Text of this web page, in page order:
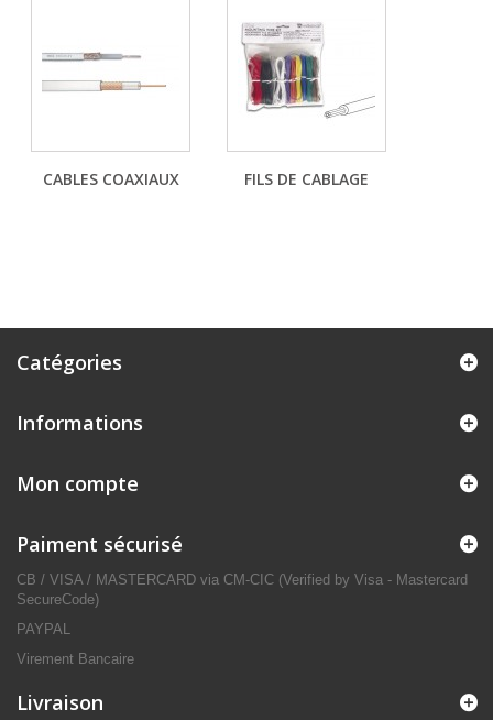
CABLES COAXIAUX FILS DE CABLAGE
Catégories
Informations
Mon compte
Paiment sécurisé
CB / VISA / MASTERCARD via CM-CIC (Verified by Visa - Mastercard
SecureCode)
PAYPAL
Virement Bancaire
Livraison